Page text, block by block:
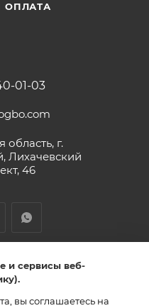
ОПЛАТА
01-03
область, г.
Лихачевский
46
320028000053851
и сервисы веб-
вы соглашаетесь на